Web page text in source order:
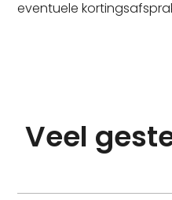
eventuele
Veel